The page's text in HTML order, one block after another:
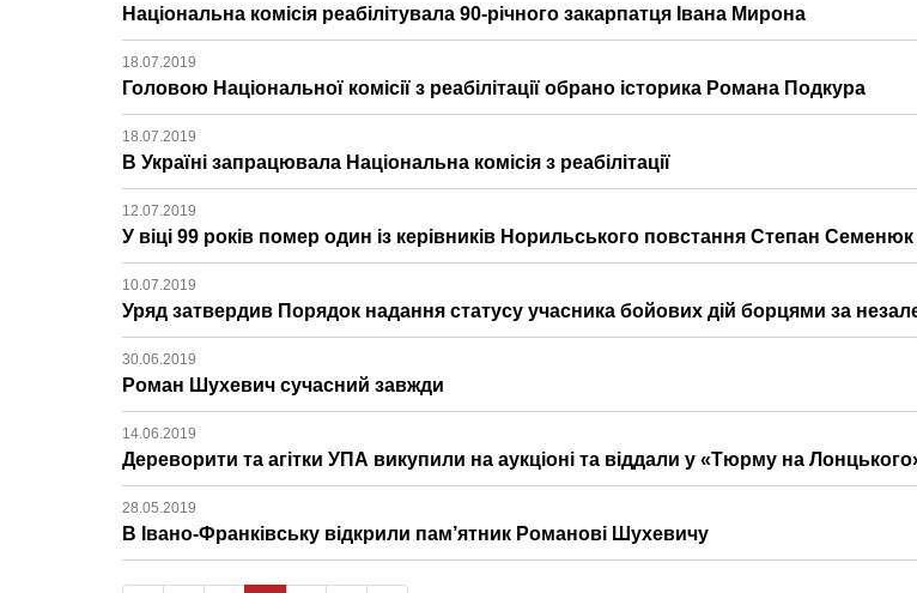
Національна комісія реабілітувала 90-річного закарпатця Івана Мирона
18.07.2019
Головою Національної комісії з реабілітації обрано історика Романа Подкура
18.07.2019
В Україні запрацювала Національна комісія з реабілітації
12.07.2019
У віці 99 років помер один із керівників Норильського повстання Степан Семенюк
10.07.2019
Уряд затвердив Порядок надання статусу учасника бойових дій борцями за
30.06.2019
Роман Шухевич сучасний завжди
14.06.2019
Дереворити та агітки УПА викупили на аукціоні та віддали у «Тюрму на
28.05.2019
В Івано-Франківську відкрили пам’ятник Романові Шухевичу